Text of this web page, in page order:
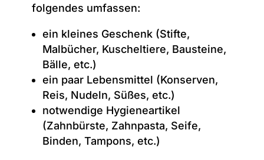
folgendes umfassen:
ein kleines Geschenk (Stifte,
Malbücher, Kuscheltiere, Bausteine,
Bälle, etc.)
ein paar Lebensmittel (Konserven,
Reis, Nudeln, Süßes, etc.)
notwendige Hygieneartikel
(Zahnbürste, Zahnpasta, Seife,
Binden, Tampons, etc.)